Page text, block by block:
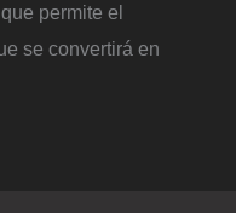
permite el
se convertirá en